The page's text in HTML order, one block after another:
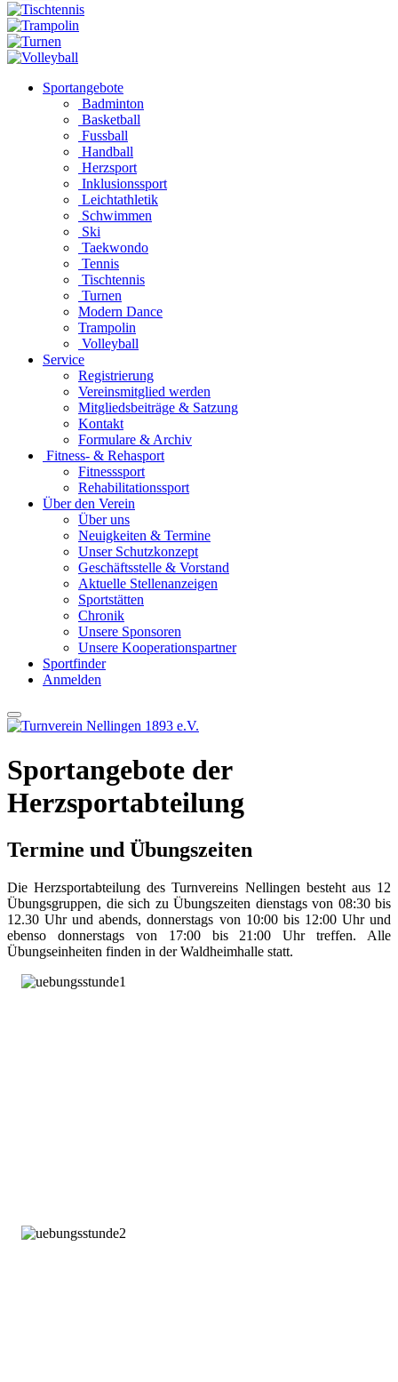
Sportangebote
Badminton
Basketball
Fussball
Handball
Herzsport
Inklusionssport
Leichtathletik
Schwimmen
Ski
Taekwondo
Tennis
Tischtennis
Turnen
Modern Dance
Trampolin
Volleyball
Service
Registrierung
Vereinsmitglied werden
Mitgliedsbeiträge & Satzung
Kontakt
Formulare & Archiv
Fitness- & Rehasport
Fitnesssport
Rehabilitationssport
Über den Verein
Über uns
Neuigkeiten & Termine
Unser Schutzkonzept
Geschäftsstelle & Vorstand
Aktuelle Stellenanzeigen
Sportstätten
Chronik
Unsere Sponsoren
Unsere Kooperationspartner
Sportfinder
Anmelden
Sportangebote der
Herzsportabteilung
Termine und Übungszeiten
Die Herzsportabteilung des Turnvereins Nellingen besteht aus 12
Übungsgruppen, die sich zu Übungszeiten dienstags von 08:30 bis
12.30 Uhr und abends, donnerstags von 10:00 bis 12:00 Uhr und
ebenso donnerstags von 17:00 bis 21:00 Uhr treffen. Alle
Übungseinheiten finden in der Waldheimhalle statt.